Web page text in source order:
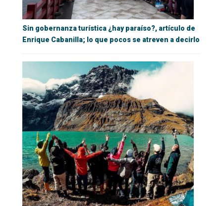
Sin gobernanza turística ¿hay paraíso?, artículo de
Enrique Cabanilla; lo que pocos se atreven a decirlo